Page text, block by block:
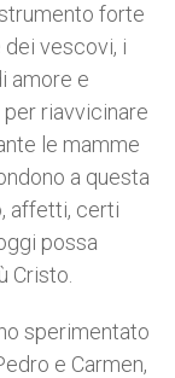
forte
vescovi, i
amore e
riavvicinare
le mamme
a questa
affetti, certi
possa
Cristo.
sperimentato
e Carmen,